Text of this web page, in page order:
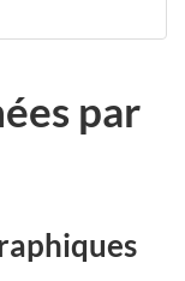
par